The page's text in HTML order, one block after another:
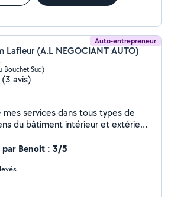
Auto-entrepreneur
Lafleur (A.L NEGOCIANT AUTO)
Bouchet Sud)
(3 avis)
mes services dans tous types de
de pelouse debroussaillage -
entretien nettoyage.
par Benoit : 3/5